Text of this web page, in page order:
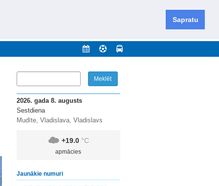
Sapratu
novadu un apkārtējos novadus un pilsētas.
2026. gada 8. augusts
Sestdiena
Mudīte, Vladislava, Vladislavs
+19.0 °C
apmācies
Jaunākie numuri